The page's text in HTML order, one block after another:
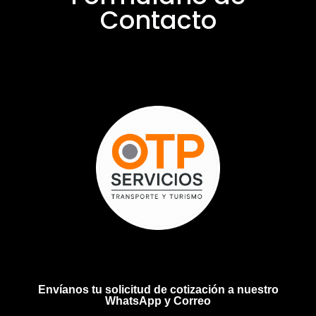
Contacto
Envíanos tu solicitud de cotización a nuestro
WhatsApp y Correo